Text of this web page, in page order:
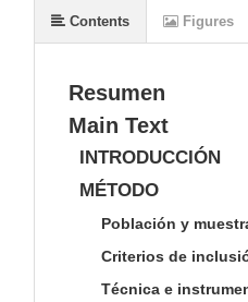
Resumen
Main Text
INTRODUCCIÓN
MÉTODO
Población y
Criterios de
Técnica e
Contents Figures